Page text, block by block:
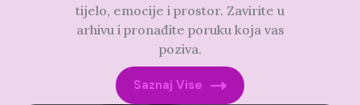
tijelo, emocije i prostor. Zavirite u
arhivu i pronađite poruku koja vas
poziva.
Saznaj Vise